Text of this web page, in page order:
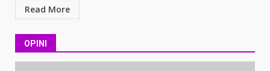
Read More
OPINI